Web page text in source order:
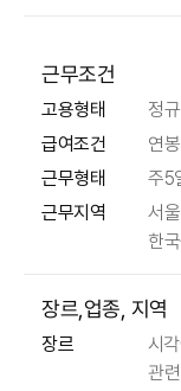
근무조건
고용형태
정
급여조건
연
근무형태
주5
근무지역
서
한
장르,업종, 지역
장르 시
관